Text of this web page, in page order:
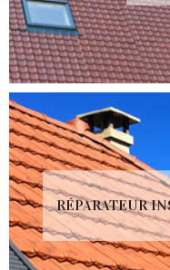
RÉPARATEUR